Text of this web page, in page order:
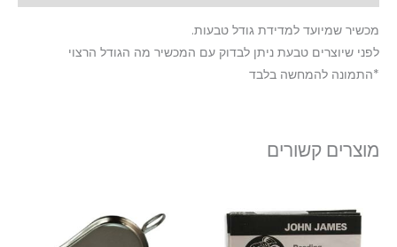
מכשיר שמיועד למדידת גודל טבעות.
לפני שיוצרים טבעת ניתן לבדוק עם המכשיר מה הגודל הרצוי
*התמונה להמחשה בלבד
מוצרים קשורים